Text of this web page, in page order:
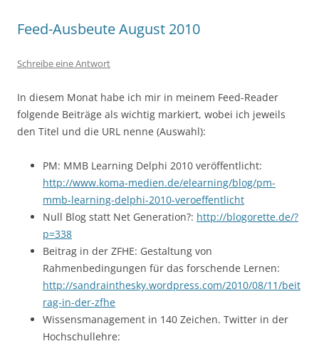
Feed-Ausbeute August 2010
Schreibe eine Antwort
In diesem Monat habe ich mir in meinem Feed-Reader
folgende Beiträge als wichtig markiert, wobei ich jeweils
den Titel und die URL nenne (Auswahl):
PM: MMB Learning Delphi 2010 veröffentlicht:
http://www.koma-medien.de/elearning/blog/pm-
mmb-learning-delphi-2010-veroeffentlicht
Null Blog statt Net Generation?: http://blogorette.de/?
p=338
Beitrag in der ZFHE: Gestaltung von
Rahmenbedingungen für das forschende Lernen:
http://sandrainthesky.wordpress.com/2010/08/11/beit
rag-in-der-zfhe
Wissensmanagement in 140 Zeichen. Twitter in der
Hochschullehre: